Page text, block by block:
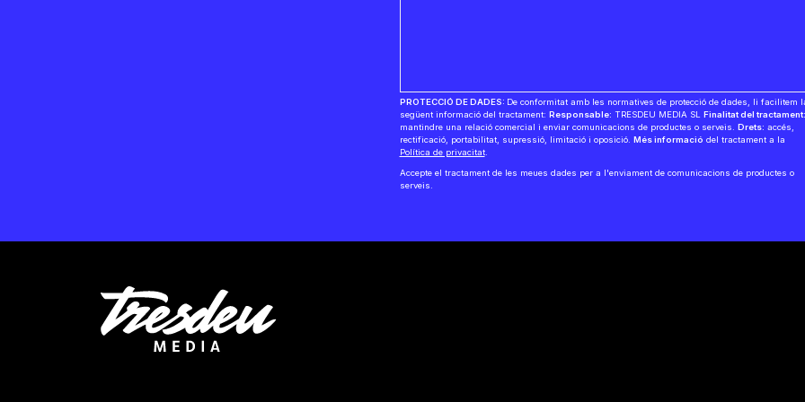
PROTECCIÓ DE DADES: De conformitat amb les normatives de protecció de dades, li facilitem
següent informació del tractament: Responsable: TRESDEU MEDIA SL Finalitat del tractament:
mantindre una relació comercial i enviar comunicacions de productes o serveis. Drets: accés,
rectificació, portabilitat, supressió, limitació i oposició. Més informació del tractament a la
Política de privacitat.
Accepte el tractament de les meues dades per a l'enviament de comunicacions de productes o
serveis.